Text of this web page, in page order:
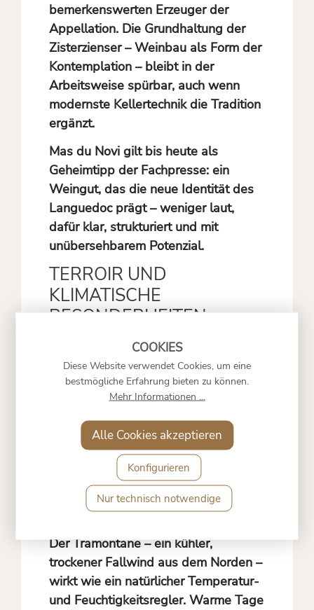
bemerkenswerten Erzeuger der
Appellation. Die Grundhaltung der
Zisterzienser – Weinbau als Form der
Kontemplation – bleibt in der
Arbeitsweise spürbar, auch wenn
modernste Kellertechnik die Tradition
ergänzt.
Mas du Novi gilt bis heute als
Geheimtipp der Fachpresse: ein
Weingut, das die neue Identität des
Languedoc prägt – weniger laut,
dafür klar, strukturiert und mit
unübersehbarem Potenzial.
TERROIR UND
KLIMATISCHE
BESONDERHEITEN
Die Lage auf einem exponierten
Cevennenhügel vereint ideale
Drainage, viel Sonneneinstrahlung
und eine Spannung aus mediterraner
Wärme und kühleren Einflüssen des
Gebirges. Die kalkhaltigen Böden mit
Schiefereinschlüssen prägen Weine
mit mineralischer Tiefe, Struktur und
natürlichem Reifepotenzial.
Der Tramontane – ein kühler,
trockener Fallwind aus dem Norden –
wirkt wie ein natürlicher Temperatur-
und Feuchtigkeitsregler. Warme Tage
Diese Website verwendet Cookies, um eine
bestmögliche Erfahrung bieten zu können.
Mehr Informationen ...
Nur technisch notwendige
Konfigurieren
Alle Cookies akzeptieren